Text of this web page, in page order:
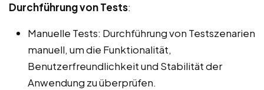
Durchführung von Tests:
Manuelle Tests: Durchführung von Testszenarien
manuell, um die Funktionalität,
Benutzerfreundlichkeit und Stabilität der
Anwendung zu überprüfen.